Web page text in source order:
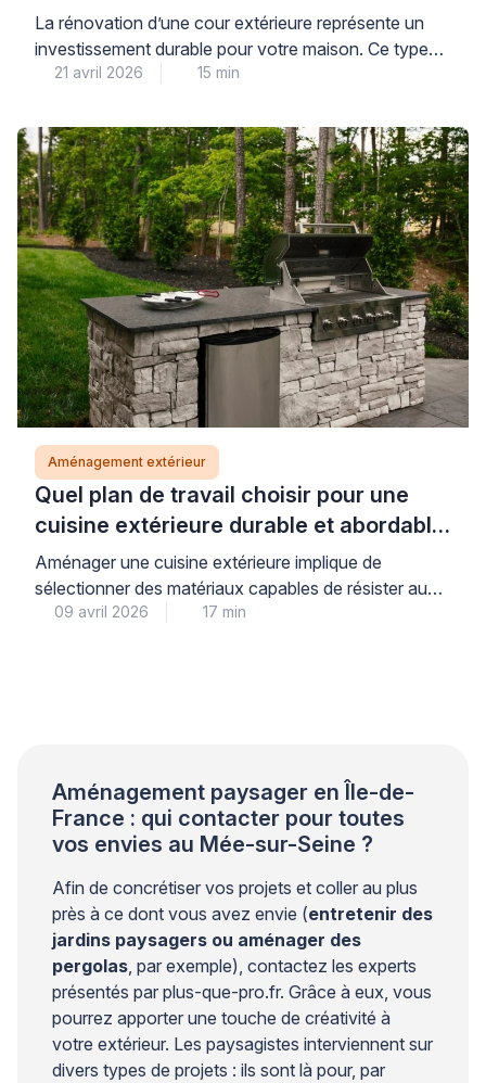
La rénovation d’une cour extérieure représente un
investissement durable pour votre maison. Ce type
de projet combine esthétique et fonctionnalité pour
transformation réussie nécessite une planification
rigoureuse et le respect de techniques éprouvées.
Les professionnels qualifiés vous accompagnent
dans ces travaux pour garantir un résultat pérenne.
Installer un […]
21 avril 2026 15 min
Aménagement extérieur
Quel plan de travail choisir pour une
cuisine extérieure durable et abordable
?
Aménager une cuisine extérieure implique de
sélectionner des matériaux capables de résister aux
contraintes climatiques. Le plan de travail doit
09 avril 2026 17 min
Aménagement paysager en Île-de-
France : qui contacter pour toutes
vos envies au Mée-sur-Seine ?
Afin de concrétiser vos projets et coller au plus
près à ce dont vous avez envie (entretenir des
jardins paysagers ou aménager des
pergolas , par exemple), contactez les experts
présentés par plus-que-pro.fr. Grâce à eux, vous
pourrez apporter une touche de créativité à
votre extérieur. Les paysagistes interviennent sur
divers types de projets : ils sont là pour, par